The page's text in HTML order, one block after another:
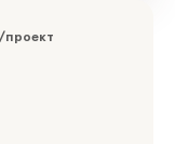
проект